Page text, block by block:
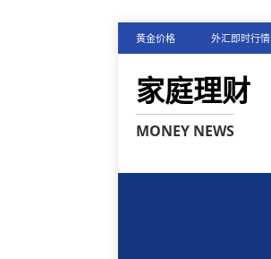
黄金价格 外汇即时行情
家庭理财
MONEY NEWS